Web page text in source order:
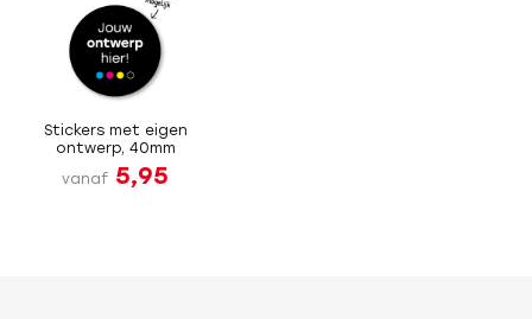
Stickers met eigen
ontwerp, 40mm
vanaf 5,95